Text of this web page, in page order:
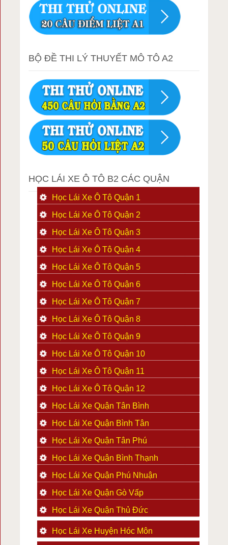
BỘ ĐỀ THI LÝ THUYẾT MÔ TÔ A2
HỌC LÁI XE Ô TÔ B2 CÁC QUẬN
Học Lái Xe Ô Tô Quận 1
Học Lái Xe Ô Tô Quận 2
Học Lái Xe Ô Tô Quận 3
Học Lái Xe Ô Tô Quận 4
Học Lái Xe Ô Tô Quận 5
Học Lái Xe Ô Tô Quận 6
Học Lái Xe Ô Tô Quận 7
Học Lái Xe Ô Tô Quận 8
Học Lái Xe Ô Tô Quận 9
Học Lái Xe Ô Tô Quận 10
Học Lái Xe Ô Tô Quận 11
Học Lái Xe Ô Tô Quận 12
Học Lái Xe Quận Tân Bình
Học Lái Xe Quận Bình Tân
Học Lái Xe Quận Tân Phú
Học Lái Xe Quận Bình Thạnh
Học Lái Xe Quận Phú Nhuận
Học Lái Xe Quận Gò Vấp
Học Lái Xe Quận Thủ Đức
Học Lái Xe Huyện Hóc Môn